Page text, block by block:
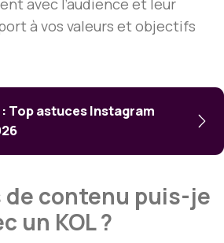
avec l’audience et leur
à vos valeurs et objectifs
Top astuces Instagram
de contenu puis-je
un KOL ?